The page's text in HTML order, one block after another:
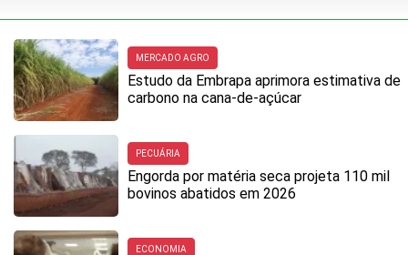
MERCADO AGRO
Estudo da Embrapa aprimora estimativa de
carbono na cana-de-açúcar
PECUÁRIA
Engorda por matéria seca projeta 110 mil
bovinos abatidos em 2026
ECONOMIA